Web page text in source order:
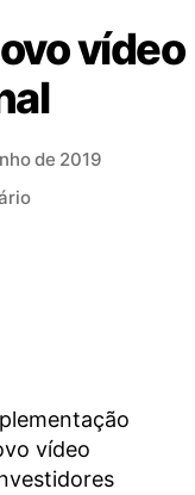
vídeo
de 2019
vídeo